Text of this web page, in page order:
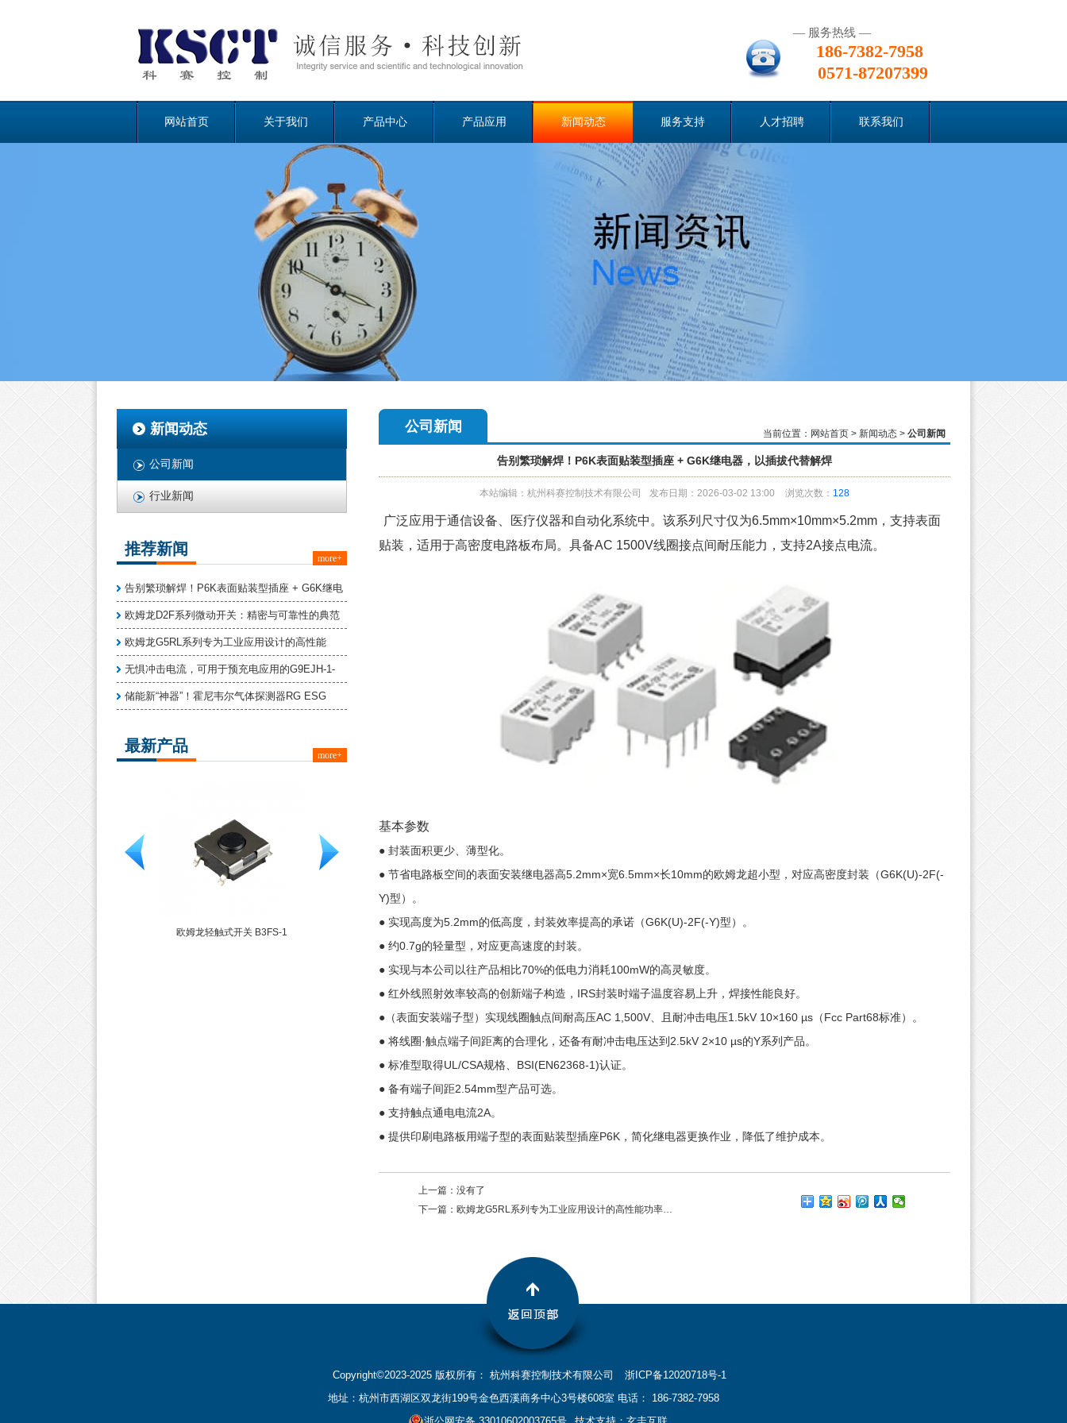
0571-87207399
186-7382-7958
— 服务热线 —
网站首页 关于我们 产品中心 产品应用 新闻动态 服务支持 人才招聘 联系我们
新闻动态
公司新闻
行业新闻
推荐新闻
more+
告别繁琐解焊！P6K表面贴装型插座 + G6K继电
欧姆龙D2F系列微动开关：精密与可靠性的典范
欧姆龙G5RL系列专为工业应用设计的高性能
无惧冲击电流，可用于预充电应用的G9EJH-1-
储能新“神器”！霍尼韦尔气体探测器RG ESG
最新产品
more+
欧姆龙轻触式开关 B3FS-1
公司新闻 当前位置： 网站首页 > 新闻动态 > 公司新闻
告别繁琐解焊！P6K表面贴装型插座 + G6K继电器，以插拔代替解焊
本站编辑：杭州科赛控制技术有限公司 发布日期：2026-03-02 13:00 浏览次数： 128
广泛应用于通信设备、医疗仪器和自动化系统中。该系列尺寸仅为6.5mm×10mm×5.2mm，支持表面
贴装，适用于高密度电路板布局。具备AC 1500V线圈接点间耐压能力，支持2A接点电流。
基本参数
● 封装面积更少、薄型化。
● 节省电路板空间的表面安装继电器高5.2mm×宽6.5mm×长10mm的欧姆龙超小型，对应高密度封装（G6K(U)-2F(-
Y)型）。
● 实现高度为5.2mm的低高度，封装效率提高的承诺（G6K(U)-2F(-Y)型）。
● 约0.7g的轻量型，对应更高速度的封装。
● 实现与本公司以往产品相比70%的低电力消耗100mW的高灵敏度。
● 红外线照射效率较高的创新端子构造，IRS封装时端子温度容易上升，焊接性能良好。
●（表面安装端子型）实现线圈触点间耐高压AC 1,500V、且耐冲击电压1.5kV 10×160 µs（Fcc Part68标准）。
● 将线圈·触点端子间距离的合理化，还备有耐冲击电压达到2.5kV 2×10 µs的Y系列产品。
● 标准型取得UL/CSA规格、BSI(EN62368-1)认证。
● 备有端子间距2.54mm型产品可选。
● 支持触点通电电流2A。
● 提供印刷电路板用端子型的表面贴装型插座P6K，简化继电器更换作业，降低了维护成本。
上一篇： 没有了
下一篇： 欧姆龙G5RL系列专为工业应用设计的高性能功率继电器
Copyright©2023-2025 版权所有： 杭州科赛控制技术有限公司
浙ICP备12020718号-1
地址：杭州市西湖区双龙街199号金色西溪商务中心3号楼608室 电话： 186-7382-7958